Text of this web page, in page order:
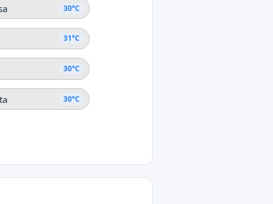
30°C
31°C
30°C
30°C